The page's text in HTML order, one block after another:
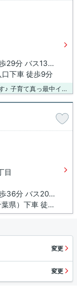
流山おおたかの森駅 徒歩29分 バス13分 豊四季駅南口下車 徒歩12分
下車 徒歩9分
こちらは現在【空室】の為、すぐに内覧可能です♪ 子育て真っ最中イクメンパパによる、子育てお悩み相談付きツアーも開催中。 お気軽にお申し出くださいね。 株式会社東峰は「お一人お一人の『人生という名の物語』に 登場させて頂く事に感謝し、 『あなたに出会えて良かったと言っていただける』サービスを致します」 予約のお電話はこちらへ↓ TEL：047－710-7016 ☆☆☆大歓迎致します☆☆☆ ・まずは相談だけ◎ ・物件の情報が欲しい◎ ・自宅を売却して住み替えをしたい◎ ・住みたい土地がある◎ ・小学校を変更したくない◎ ・住宅ローンがいくら組めるのか知りたい◎ ・他にもローンがあるのだけれど。。。◎ ・家族に言えない借り入れがある。。。◎(秘密厳守します!!) ・たくさんの物件を案内して欲しい◎ ・平日に案内して欲しい◎ ・物件見学に行くのに自宅まで迎えに来てほしい◎ ・スタッフに会いたい(笑)◎ ☆☆☆KIDSスペース有ります☆☆☆ お子様が退屈しないように、おもちゃや塗り絵、ジュースのご用意がございます◎ ぜひご家族でご来店下さい！
目
流山おおたかの森駅 徒歩36分 バス20分 野々下１号公園下車 徒歩4分
柏駅 バス18分 笹原（千葉県）下車 徒歩8分
変更
変更